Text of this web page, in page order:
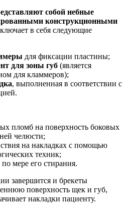
собой небные
конструкционными
в себя следующие
для фиксации пластины;
для зоны губ (является
для кламмеров);
, выполненная в соответствии с
пломб на поверхность боковых
челюсти;
на накладках с помощью
техник;
мере его стирания.
завершится и брекеты
поверхность щек и губ,
накладки пациенту.